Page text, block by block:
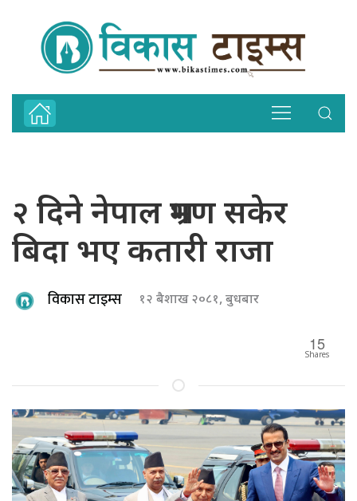
२ दिने नेपाल भ्रमण सकेर
बिदा भए कतारी राजा
विकास टाइम्स १२ बैशाख २०८१, बुधबार
15
Shares